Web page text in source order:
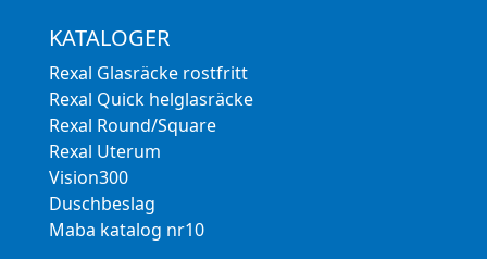
KATALOGER
Rexal Glasräcke rostfritt
Rexal Quick helglasräcke
Rexal Round/Square
Rexal Uterum
Vision300
Duschbeslag
Maba katalog nr10